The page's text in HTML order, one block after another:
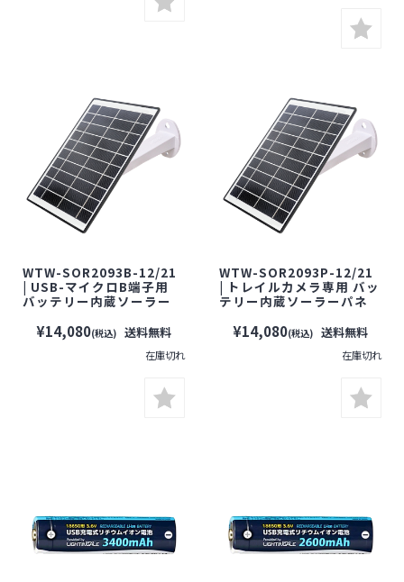
WTW-SOR2093B-12/21
| USB-マイクロB端子用
バッテリー内蔵ソーラー
(12,000mAh/21,000mA
h)【防犯カメラ】【監視
カメラ】【屋外対応】
¥14,080(税込) 送料無料
在庫切れ
WTW-SOR2093P-12/21
| トレイルカメラ専用 バッ
テリー内蔵ソーラーパネ
(12,000mAh/21,000mA
h)【防犯カメラ】【監視
カメラ】【トレイルカメ
¥14,080(税込) 送料無料
在庫切れ